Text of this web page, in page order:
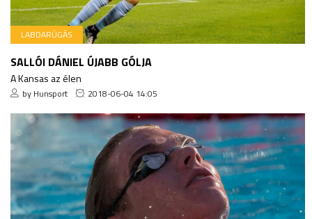
LABDARÚGÁS
SALLÓI DÁNIEL ÚJABB GÓLJA
A Kansas az élen
by Hunsport 2018-06-04 14:05